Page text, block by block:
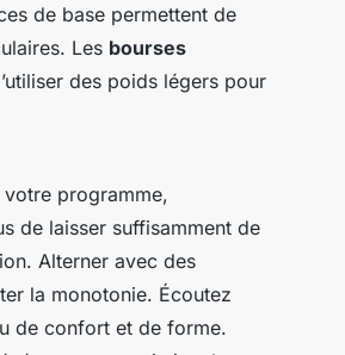
de base permettent de
Les bourses
des poids légers pour
programme,
de laisser suffisamment de
Alterner avec des
la monotonie. Écoutez
de confort et de forme.